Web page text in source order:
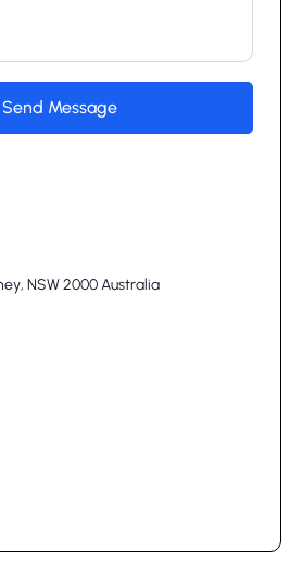
NSW 2000Australia